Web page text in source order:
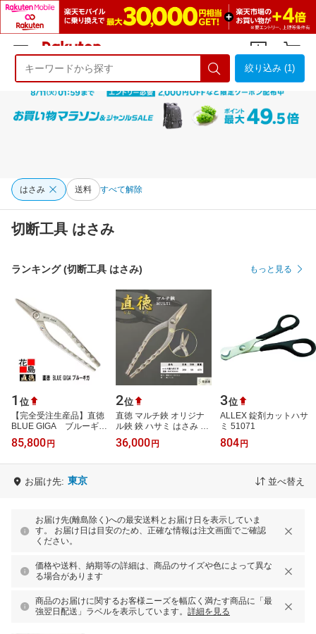
ようこそ 楽天市場へ ログイン
絞り込み (1)
はさみ 送料 すべて解除
切断工具 はさみ
ランキング (切断工具 はさみ) もっと見る
1 位
【完全受注生産品】直徳
BLUE GIGA ブルーギガ
260【全長：265mm 刃
長：63mm 重量：
85,800 円
2位
直徳 マルチ鋏 オリジナ
ル鋏 鋏 ハサミ はさみ プ
ロ 職人 板金 手動 工具 金
物 切断 大工 送料無料 道
36,000 円
3位
ALLEX 錠剤カットハサ
ミ 51071
804 円
お届け先: 東京 並べ替え
お届け先(離島除く)への最安送料とお届け日を表示していま
す。 お届け日は目安のため、正確な情報は注文画面でご確認
ください。
価格や送料、納期等の詳細は、商品のサイズや色によって異な
る場合があります
商品のお届けに関するお客様ニーズを幅広く満たす商品に「最
強翌日配送」ラベルを表示しています。 詳細を見る